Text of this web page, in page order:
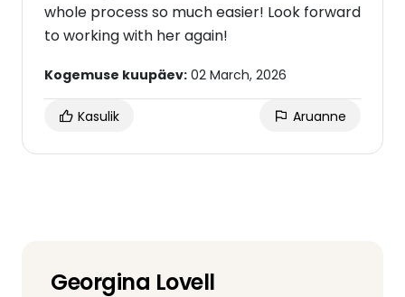
whole process so much easier! Look forward
to working with her again!
Kogemuse kuupäev: 02 March, 2026
Kasulik Aruanne
Georgina Lovell